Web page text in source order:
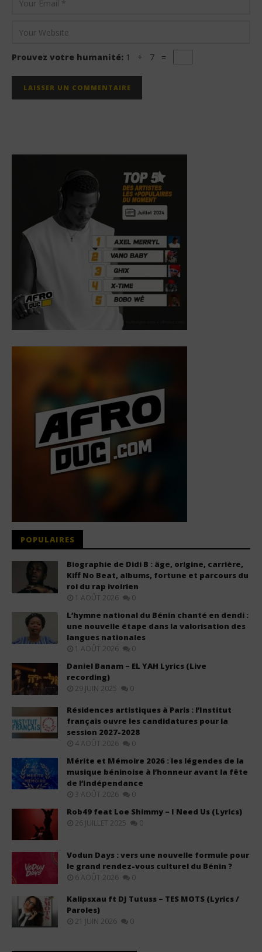
Prouvez votre humanité: 1 + 7 =
POPULAIRES
Biographie de Didi B : âge, origine, carrière,
Kiff No Beat, albums, fortune et parcours du
roi du rap ivoirien
1 AOÛT 2026 0
L’hymne national du Bénin chanté en dendi :
une nouvelle étape dans la valorisation des
langues nationales
1 AOÛT 2026 0
Daniel Banam – EL YAH Lyrics (Live
recording)
29 JUIN 2025 0
Résidences artistiques à Paris : l’Institut
français ouvre les candidatures pour la
session 2027-2028
4 AOÛT 2026 0
Mérite et Mémoire 2026 : les légendes de la
musique béninoise à l’honneur avant la fête
de l’Indépendance
3 AOÛT 2026 0
Rob49 feat Loe Shimmy – I Need Us (Lyrics)
26 JUILLET 2025 0
Vodun Days : vers une nouvelle formule pour
le grand rendez-vous culturel du Bénin ?
6 AOÛT 2026 0
Kalipsxau ft DJ Tutuss – TES MOTS (Lyrics /
Paroles)
21 JUIN 2026 0